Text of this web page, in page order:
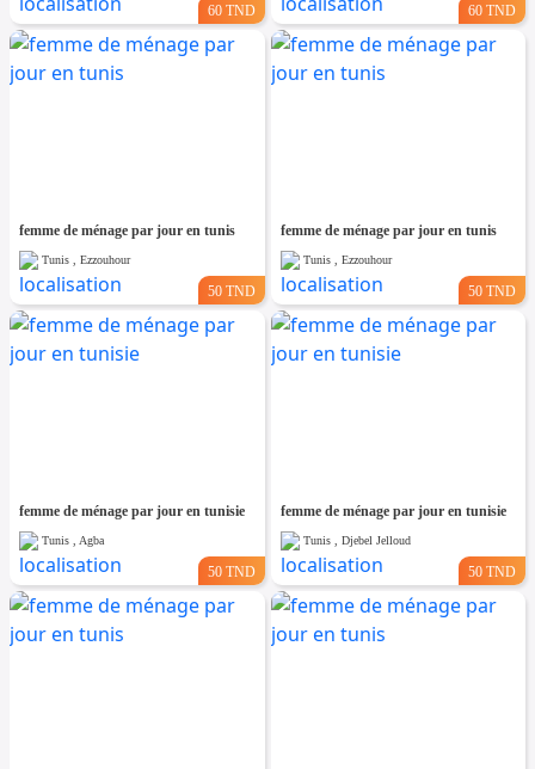
60 TND 60 TND
femme de ménage par jour en tunis
Tunis , Ezzouhour
50 TND
femme de ménage par jour en tunis
Tunis , Ezzouhour
50 TND
femme de ménage par jour en tunisie
Tunis , Agba
50 TND
femme de ménage par jour en tunisie
Tunis , Djebel Jelloud
50 TND